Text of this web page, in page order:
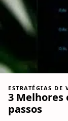
ESTRATÉGIAS DE
3 Melhores
passos